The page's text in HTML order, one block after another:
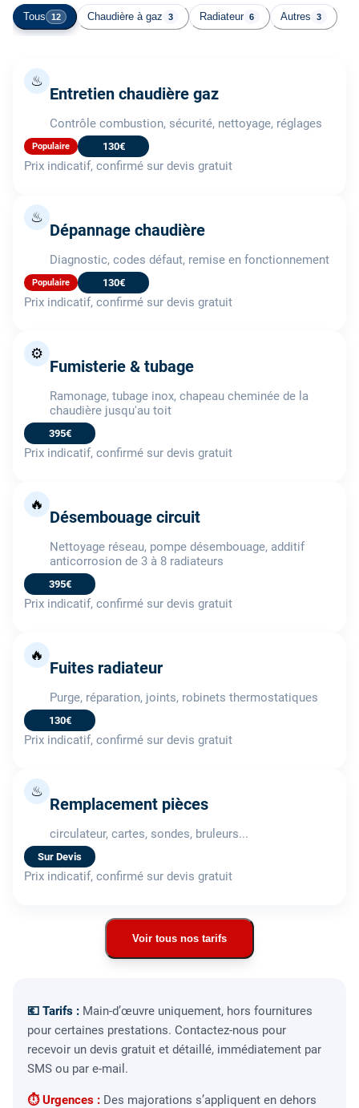
Tous 12 Chaudière à gaz 3 Radiateur 6 Autres 3
♨
Entretien chaudière gaz
Contrôle combustion, sécurité, nettoyage, réglages
Populaire 130€
Prix indicatif, confirmé sur devis gratuit
♨
Dépannage chaudière
Diagnostic, codes défaut, remise en fonctionnement
Populaire 130€
Prix indicatif, confirmé sur devis gratuit
⚙️
Fumisterie & tubage
Ramonage, tubage inox, chapeau cheminée de la
chaudière jusqu'au toit
395€
Prix indicatif, confirmé sur devis gratuit
🔥
Désembouage circuit
Nettoyage réseau, pompe désembouage, additif
anticorrosion de 3 à 8 radiateurs
395€
Prix indicatif, confirmé sur devis gratuit
🔥
Fuites radiateur
Purge, réparation, joints, robinets thermostatiques
130€
Prix indicatif, confirmé sur devis gratuit
♨
Remplacement pièces
circulateur, cartes, sondes, bruleurs...
Sur Devis
Prix indicatif, confirmé sur devis gratuit
Voir tous nos tarifs
💶 Tarifs : Main-d’œuvre uniquement, hors fournitures
pour certaines prestations. Contactez-nous pour
recevoir un devis gratuit et détaillé, immédiatement par
SMS ou par e-mail.
⏱ Urgences : Des majorations s’appliquent en dehors